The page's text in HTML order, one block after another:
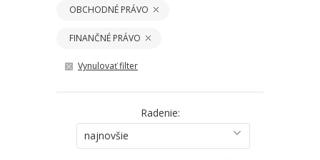
OBCHODNÉ PRÁVO
FINANČNÉ PRÁVO
Vynulovať filter
Radenie:
najnovšie